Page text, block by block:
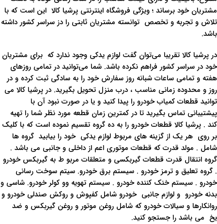
مشتریان خود برساند ؛ ویژگی‌ فروشگاه اینترنتی پرشیا کالا این است که با
تلاش و تجربه و تخصص توانسته مشتریان ثابتی را دز سراسر کشور داشته
باشد.
در پرشیا کالا تقریبا می‌توان گفت لوازم یدکی وجود ندارد که برای مشتریان
خود در سراسر کشور فراهم نکرده باشد. شما می‌توانید در تمامی روزهای
هفته و تمامی ساعات شبانه روز سفارش خود را به سادگی ثبت کرده و در
روز و محدوده زمانی مناسب ، درب منزل تحویل بگیرید. در پرشیا کالا می
توانید قطعات کمیاب خودرو را پیدا کنید و یا در صورت نبود آن با
پیشتیبانی تماس بگیرید تا در کمترین زمان قطعه مورد نظر شما را تهیه
کند . پرشیا کالا قطعات خودرو را به ده گروه تقسیم نموده است که با کلیک
بر روی هر یک از گزینه های مربوط لوازم یدکی خود را بیابید گروه ها
شامل . مولد قدرت که قطعات موتوری اعم از داخلی و جانبی می باشد .
گروه انتقال قدرت قطعات گیربکسی و متعلقات مربو ط به گیربکس خودرو
. گروه تعلیق و ترمز خودرو . سیستم برق خودرو. سیتم سوخت رسانی
خودرو . سیستم خنک کننده خودرو . سیستم تهویه وو کولر خودرو. شاسی و
بدنه خودرو و لوازم جانبی خودرو شامل کفپوش و روکش صندلی خودرو و
روانکارها و سیالات خودرو که شامل روغن موتور و روغن گیربکس و ضد
یخ می باشد را جستجو کنید.